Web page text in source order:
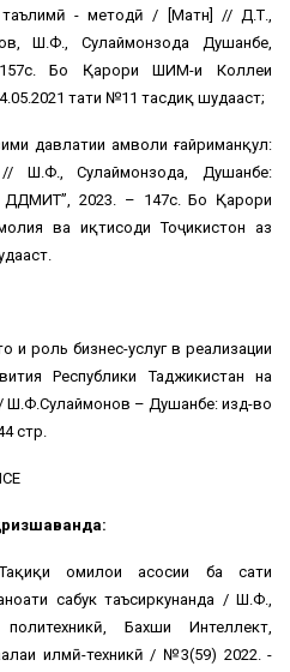
таълимӣ - методӣ / [Матн] // Д.Т.,
Ш.Ф., Сулаймонзода Душанбе,
Бо Қарори ШИМ-и Коллеҳи
таҳти №11 тасдиқ шудааст;
давлатии амволи ғайриманқул:
Ш.Ф., Сулаймонзода, Душанбе:
ДДМИТ”, 2023. – 147с. Бо Қарори
ва иқтисоди Тоҷикистон аз
и роль бизнес-услуг в реализации
Республики Таджикистан на
Ш.Ф.Сулаймонов – Душанбе: изд-во
стр.
омилҳои асосии ба сатҳи
сабук таъсиркунанда / Ш.Ф.,
Бахши Интеллект,
илмӣ-техникӣ / №3(59) 2022. -